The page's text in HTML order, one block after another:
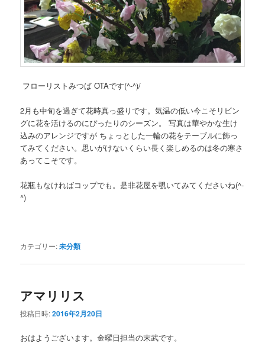
フローリストみつば OTAです(^-^)/
2月も中旬を過ぎて花時真っ盛りです。気温の低い今こそリビン
グに花を活けるのにぴったりのシーズン。 写真は華やかな生け
込みのアレンジですが ちょっとした一輪の花をテーブルに飾っ
てみてください。思いがけないくらい長く楽しめるのは冬の寒さ
あってこそです。
花瓶もなければコップでも。是非花屋を覗いてみてくださいね(^-
^)
カテゴリー:未分類
アマリリス
投稿日時:2016年2月20日
おはようございます。金曜日担当の末武です。